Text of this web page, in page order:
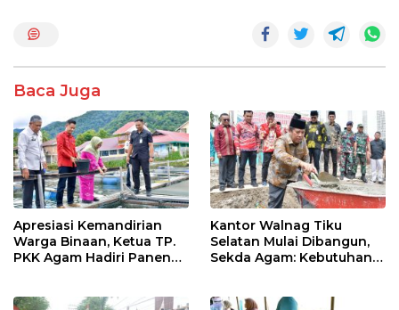
k p
Baca Juga
Apresiasi Kemandirian
Warga Binaan, Ketua TP.
PKK Agam Hadiri Panen
Kantor Walnag Tiku
Selatan Mulai Dibangun,
Sekda Agam: Kebutuhan